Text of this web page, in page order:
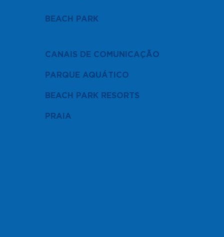
BEACH PARK
CANAIS DE COMUNICAÇÃO
PARQUE AQUÁTICO
BEACH PARK RESORTS
PRAIA